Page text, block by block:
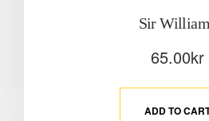
Sir
65.00kr
ADD TO